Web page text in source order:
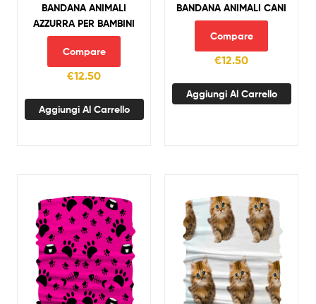
BANDANA ANIMALI
AZZURRA PER BAMBINI
Compare
€12.50
Aggiungi Al Carrello
BANDANA ANIMALI CANI
Compare
€12.50
Aggiungi Al Carrello